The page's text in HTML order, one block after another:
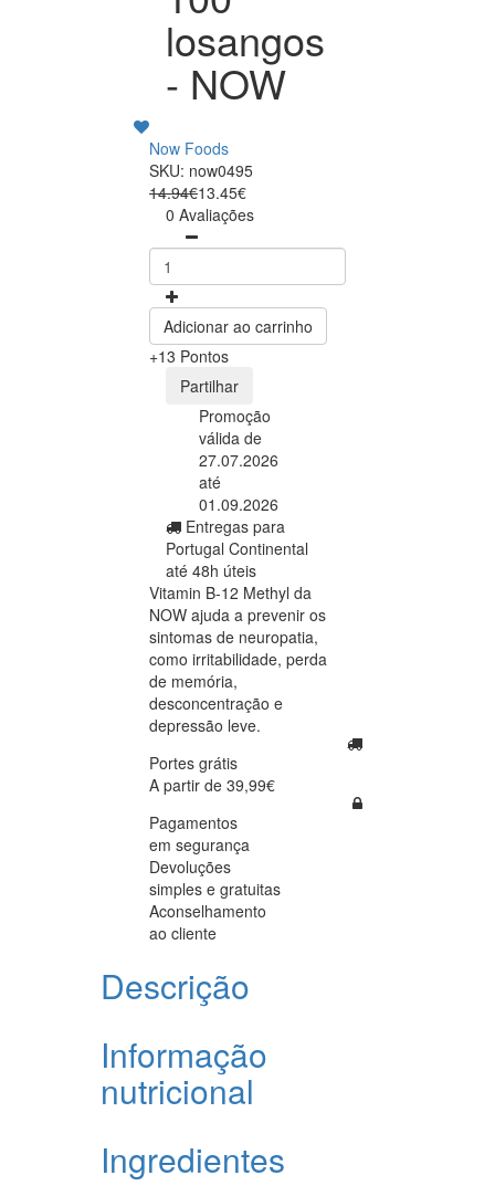
losangos
- NOW
Now Foods
SKU: now0495
14.94€13.45€
0 Avaliações
Adicionar ao carrinho
+13 Pontos
Partilhar
Promoção
válida de
27.07.2026
até
01.09.2026
Entregas para
Portugal Continental
até 48h úteis
Vitamin B-12 Methyl da
NOW ajuda a prevenir os
sintomas de neuropatia,
como irritabilidade, perda
de memória,
desconcentração e
depressão leve.
Portes grátis
A partir de 39,99€
Pagamentos
em segurança
Devoluções
simples e gratuitas
Aconselhamento
ao cliente
Descrição
Informação
nutricional
Ingredientes